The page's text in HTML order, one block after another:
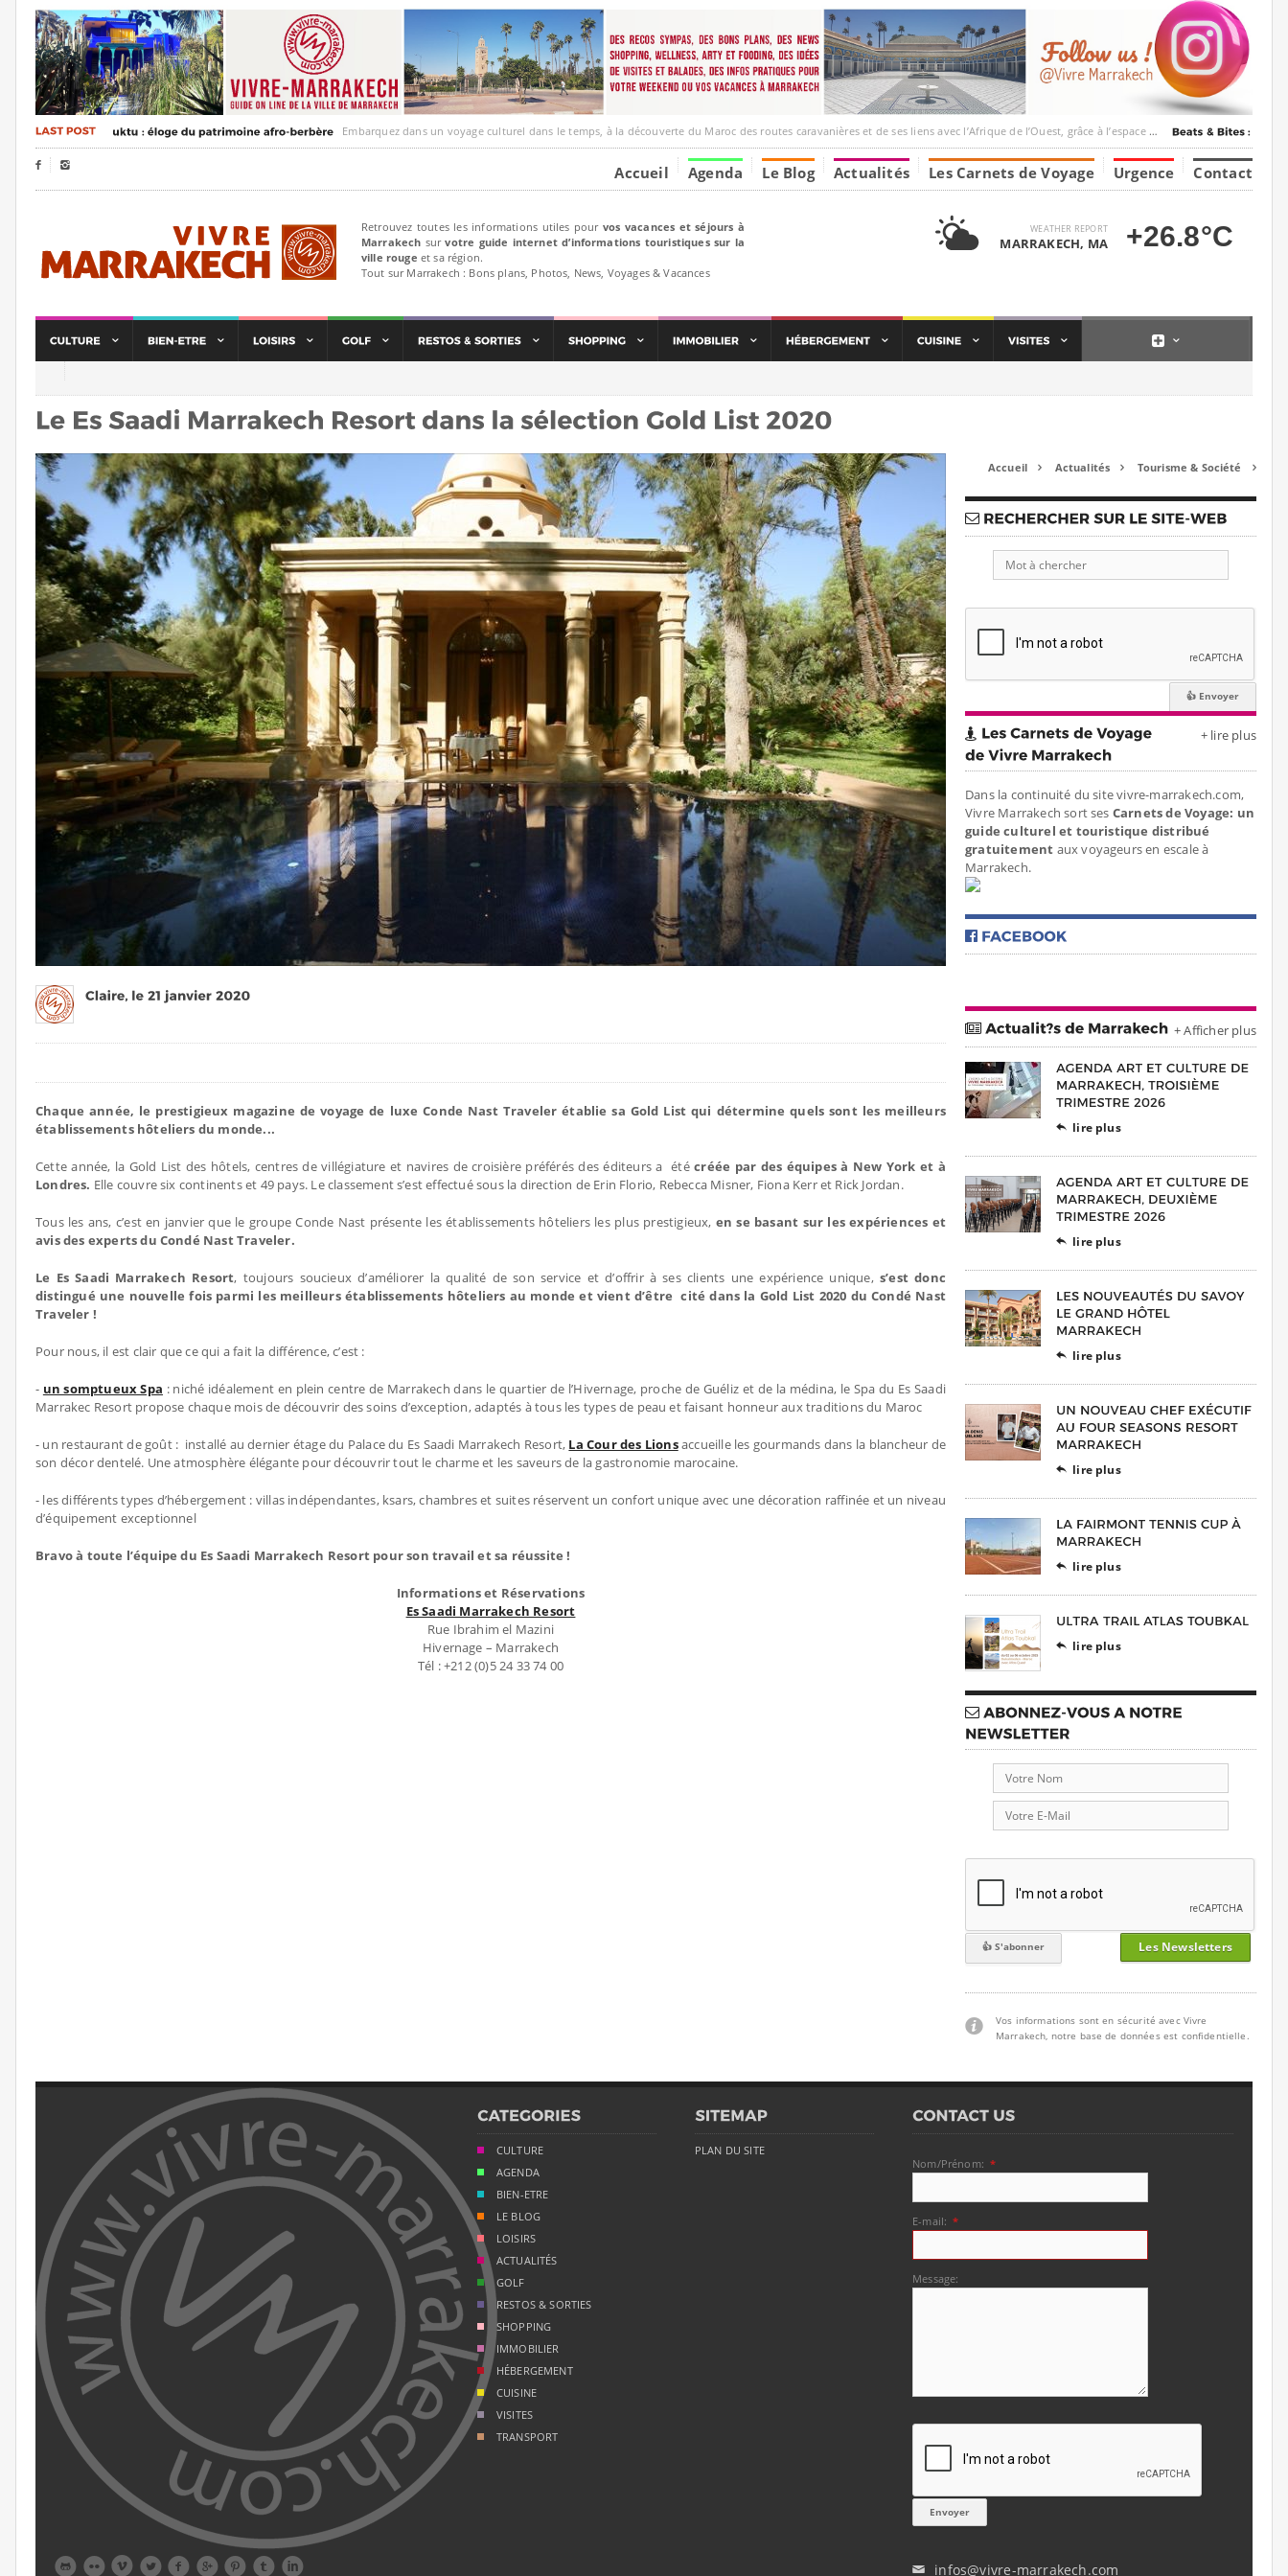
Embarquez dans un voyage culturel dans le temps, à la découverte du Maroc des routes caravanières et de ses liens avec l’Afrique de l’Ouest, grâce à l’espace Marrakesh-Tumbuktu.
  Accueil Agenda Le Blog Actualités Les Carnets de Voyage Urgence Contact
Retrouvez toutes les informations utiles pour vos vacances et séjours à
Marrakech survotre guide internet d’informations touristiques sur la
ville rouge et sa région.
Tout sur Marrakech : Bons plans, Photos, News, Voyages & Vacances
WEATHER REPORT
MARRAKECH, MA +26.8°C
Chaque année, le prestigieux magazine de voyage de luxe Conde Nast Traveler établie sa Gold List qui détermine quels sont les meilleurs
établissements hôteliers du monde...
Cette année, la Gold List des hôtels, centres de villégiature et navires de croisière préférés des éditeurs a étécréée par des équipes à New York et à
Londres. Elle couvre six continents et 49 pays. Le classement s’est effectué sous la direction de Erin Florio, Rebecca Misner, Fiona Kerr et Rick Jordan.
Tous les ans, c’est en janvier que le groupe Conde Nast présente les établissements hôteliers les plus prestigieux, en se basant sur les expériences et
avis des experts du Condé Nast Traveler.
Le Es Saadi Marrakech Resort, toujours soucieux d’améliorer la qualité de son service et d’offrir à ses clients une expérience unique,s’est donc
distingué une nouvelle fois parmi les meilleurs établissements hôteliers au monde et vient d’être cité dans la Gold List 2020 du Condé Nast
Traveler !
Pour nous, il est clair que ce qui a fait la différence, c’est :
- un somptueux Spa : niché idéalement en plein centre de Marrakech dans le quartier de l’Hivernage, proche de Guéliz et de la médina, le Spa du Es Saadi
Marrakec Resort propose chaque mois de découvrir des soins d’exception, adaptés à tous les types de peau et faisant honneur aux traditions du Maroc
- un restaurant de goût : installé au dernier étage du Palace du Es Saadi Marrakech Resort, La Cour des Lionsaccueille les gourmands dans la blancheur de
son décor dentelé. Une atmosphère élégante pour découvrir tout le charme et les saveurs de la gastronomie marocaine.
- les différents types d’hébergement : villas indépendantes, ksars, chambres et suites réservent un confort unique avec une décoration raffinée et un niveau
d’équipement exceptionnel
Bravo à toute l’équipe du Es Saadi Marrakech Resort pour son travail et sa réussite !
Informations et Réservations
Es Saadi Marrakech Resort
Rue Ibrahim el Mazini
Hivernage – Marrakech
Tél : +212 (0)5 24 33 74 00
Accueil  Actualités  Tourisme & Société 
+ lire plus
Dans la continuité du site vivre-marrakech.com,
Vivre Marrakech sort ses Carnets de Voyage: un
guide culturel et touristique distribué
gratuitement aux voyageurs en escale à
Marrakech.
+ Afficher plus
 lire plus
 lire plus
 lire plus
 lire plus
 lire plus
 lire plus
Les Newsletters
Vos informations sont en sécurité avec Vivre
Marrakech, notre base de données est confidentielle.
        
CULTURE
AGENDA
BIEN-ETRE
LE BLOG
LOISIRS
ACTUALITÉS
GOLF
RESTOS & SORTIES
SHOPPING
IMMOBILIER
HÉBERGEMENT
CUISINE
VISITES
TRANSPORT
PLAN DU SITE
Nom/Prénom: *
E-mail: *
Message:
✉ infos@vivre-marrakech.com